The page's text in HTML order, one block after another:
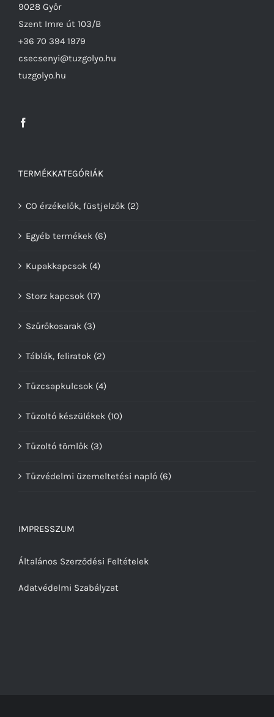
9028 Győr
Szent Imre út 103/B
+36 70 394 1979
csecsenyi@tuzgolyo.hu
tuzgolyo.hu
TERMÉKKATEGÓRIÁK
CO érzékelők, füstjelzők (2)
Egyéb termékek (6)
Kupakkapcsok (4)
Storz kapcsok (17)
Szűrőkosarak (3)
Táblák, feliratok (2)
Tűzcsapkulcsok (4)
Tűzoltó készülékek (10)
Tűzoltó tömlők (3)
Tűzvédelmi üzemeltetési napló (6)
IMPRESSZUM
Általános Szerződési Feltételek
Adatvédelmi Szabályzat